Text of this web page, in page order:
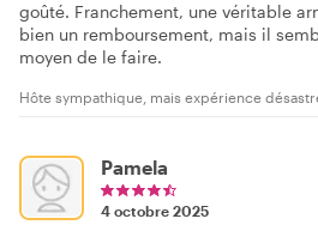
goûté. Franchement, une véritable
bien un remboursement, mais il
moyen de le faire.
Hôte sympathique, mais expérience
Pamela
4 octobre 2025